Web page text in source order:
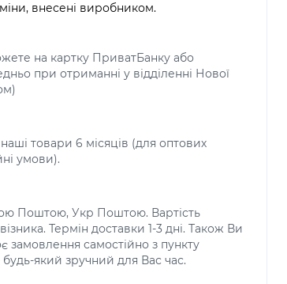
внесені виробником.
на картку ПриватБанку або
при отриманні у відділенні Нової
товари 6 місяців (для оптових
умови).
Поштою, Укр Поштою. Вартість
Термін доставки 1-3 дні. Також Ви
самостійно з пункту
який зручний для Вас час.